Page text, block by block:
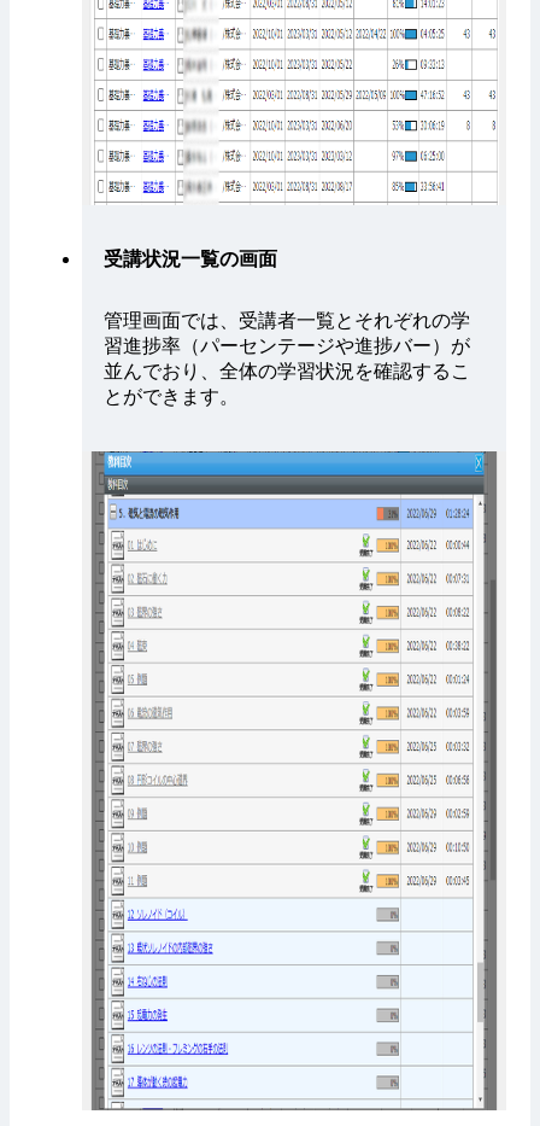
受講状況一覧の画面
管理画面では、受講者一覧とそれぞれの学
習進捗率（パーセンテージや進捗バー）が
並んでおり、全体の学習状況を確認するこ
とができます。